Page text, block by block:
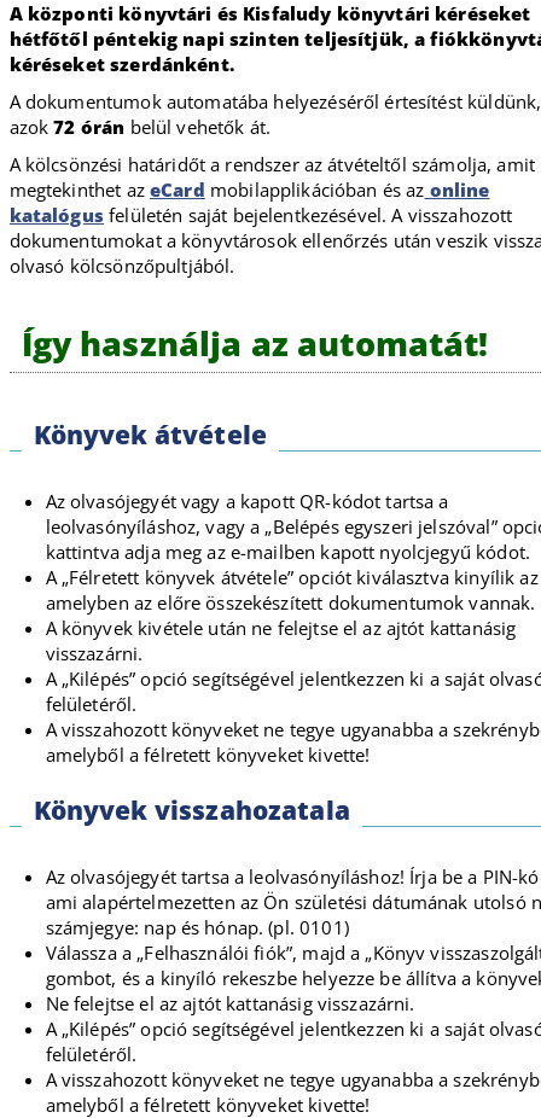
A központi könyvtári és Kisfaludy könyvtári kéréseket
hétfőtől péntekig napi szinten teljesítjük, a
kéréseket szerdánként.
A dokumentumok automatába helyezéséről értesítést küldünk,
azok72 órán belül vehetők át.
A kölcsönzési határidőt a rendszer az átvételtől számolja, amit
megtekinthet az eCard mobilapplikációban és az online
katalógus felületén saját bejelentkezésével. A visszahozott
dokumentumokat a könyvtárosok ellenőrzés után veszik
olvasó kölcsönzőpultjából.
Így használja az automatát!
Könyvek átvétele
Az olvasójegyét vagy a kapott QR-kódot tartsa a
leolvasónyíláshoz, vagy a „Belépés egyszeri jelszóval”
kattintva adja meg az e-mailben kapott nyolcjegyű kódot.
A „Félretett könyvek átvétele” opciót kiválasztva kinyílik
amelyben az előre összekészített dokumentumok vannak.
A könyvek kivétele után ne felejtse el az ajtót kattanásig
visszazárni.
A „Kilépés” opció segítségével jelentkezzen ki a saját
felületéről.
A visszahozott könyveket ne tegye ugyanabba a
amelyből a félretett könyveket kivette!
Könyvek visszahozatala
Az olvasójegyét tartsa a leolvasónyíláshoz! Írja be a PIN-
ami alapértelmezetten az Ön születési dátumának utolsó
számjegye: nap és hónap. (pl. 0101)
Válassza a „Felhasználói fiók”, majd a „Könyv
gombot, és a kinyíló rekeszbe helyezze be állítva a
Ne felejtse el az ajtót kattanásig visszazárni.
A „Kilépés” opció segítségével jelentkezzen ki a saját
felületéről.
A visszahozott könyveket ne tegye ugyanabba a
amelyből a félretett könyveket kivette!